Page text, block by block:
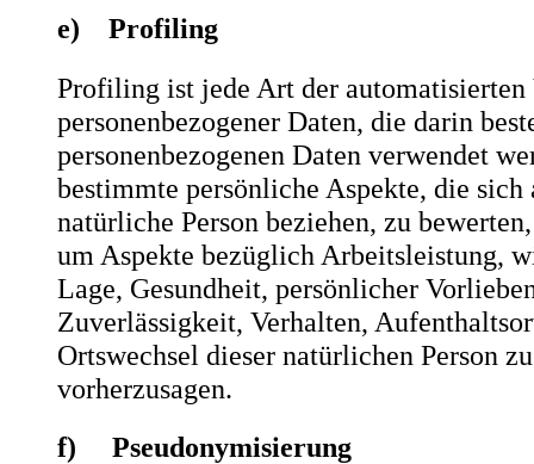
e) Profiling
Profiling ist jede Art der automatisierten
personenbezogener Daten, die darin
personenbezogenen Daten verwendet
bestimmte persönliche Aspekte, die sich
natürliche Person beziehen, zu
um Aspekte bezüglich Arbeitsleistung,
Lage, Gesundheit, persönlicher
Zuverlässigkeit, Verhalten,
Ortswechsel dieser natürlichen Person
vorherzusagen.
f) Pseudonymisierung